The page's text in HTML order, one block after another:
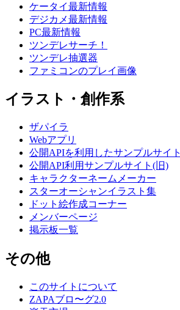
ケータイ最新情報
デジカメ最新情報
PC最新情報
ツンデレサーチ！
ツンデレ抽選器
ファミコンのプレイ画像
イラスト・創作系
ザパイラ
Webアプリ
公開APIを利用したサンプルサイト
公開API利用サンプルサイト(旧)
キャラクターネームメーカー
スターオーシャンイラスト集
ドット絵作成コーナー
メンバーページ
掲示板一覧
その他
このサイトについて
ZAPAブロ〜グ2.0